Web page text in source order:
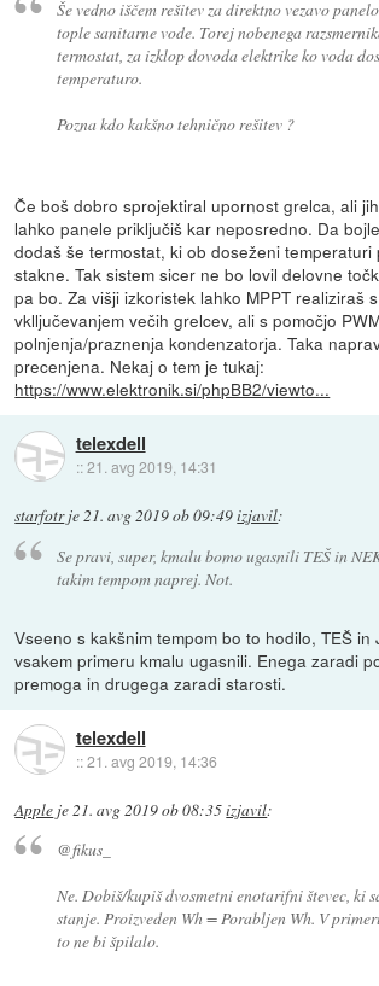
Še vedno iščem rešitev za direktno vezavo
tople sanitarne vode. Torej nobenega
termostat, za izklop dovoda elektrike ko voda
temperaturo.
Pozna kdo kakšno tehnično rešitev ?
Če boš dobro sprojektiral upornost grelca, ali
lahko panele priključiš kar neposredno. Da
dodaš še termostat, ki ob doseženi temperaturi
stakne. Tak sistem sicer ne bo lovil delovne
pa bo. Za višji izkoristek lahko MPPT realiziraš
vklljučevanjem večih grelcev, ali s pomočjo
polnjenja/praznenja kondenzatorja. Taka
precenjena. Nekaj o tem je tukaj:
https://www.elektronik.si/phpBB2/viewto...
telexdell
::21. avg 2019, 14:31
starfotrje21. avg 2019 ob 09:49izjavil:
Se pravi, super, kmalu bomo ugasnili TEŠ in
takim tempom naprej. Not.
Vseeno s kakšnim tempom bo to hodilo, TEŠ in
vsakem primeru kmalu ugasnili. Enega zaradi
premoga in drugega zaradi starosti.
telexdell
::21. avg 2019, 14:36
Apple je21. avg 2019 ob 08:35izjavil:
@fikus_
Ne. Dobiš/kupiš dvosmetni enotarifni števec, ki
stanje. Proizveden Wh = Porabljen Wh. V
to ne bi špilalo.